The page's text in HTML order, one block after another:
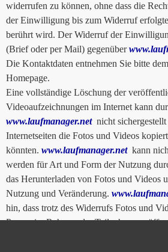
widerrufen zu können, ohne dass die
der Einwilligung bis zum Widerruf
berührt wird. Der Widerruf der
(Brief oder per Mail) gegenüber
Die Kontaktdaten entnehmen Sie bitte
Homepage.
Eine vollständige Löschung der
Videoaufzeichnungen im Internet kann
www.laufmanager.netnicht sichergestellt
Internetseiten die Fotos und Videos
könnten. www.laufmanager.netkann
werden für Art und Form der Nutzung
das Herunterladen von Fotos und Videos
Nutzung und Veränderung.
hin, dass trotz des Widerrufs Fotos und
Person im Rahmen der Teilnahme an